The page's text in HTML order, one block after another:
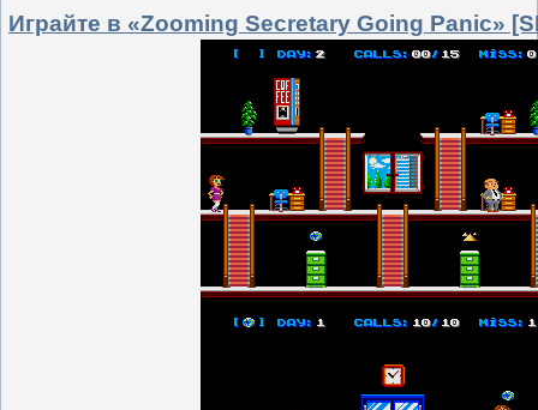
Играйте в «Zooming Secretary Going Panic»